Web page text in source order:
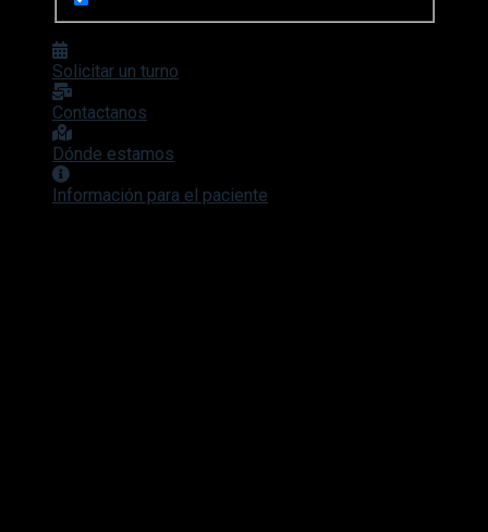
Solicitar un turno
Contactanos
Dónde estamos
Información para el paciente